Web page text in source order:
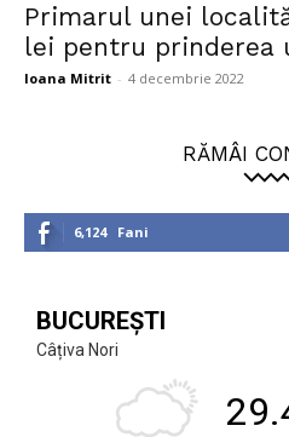
Primarul unei
lei pentru prinderea
Ioana Mitrit - 4 decembrie 2022
RĂMÂI
6,124 Fani
BUCUREȘTI
Câțiva Nori